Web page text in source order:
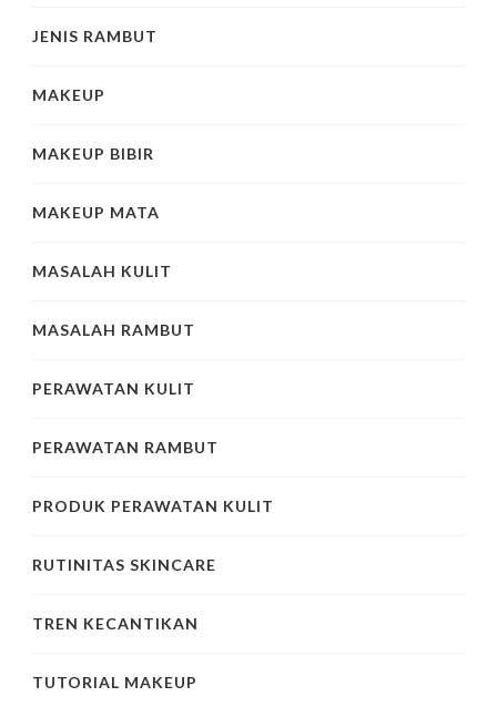
JENIS RAMBUT
MAKEUP
MAKEUP BIBIR
MAKEUP MATA
MASALAH KULIT
MASALAH RAMBUT
PERAWATAN KULIT
PERAWATAN RAMBUT
PRODUK PERAWATAN KULIT
RUTINITAS SKINCARE
TREN KECANTIKAN
TUTORIAL MAKEUP